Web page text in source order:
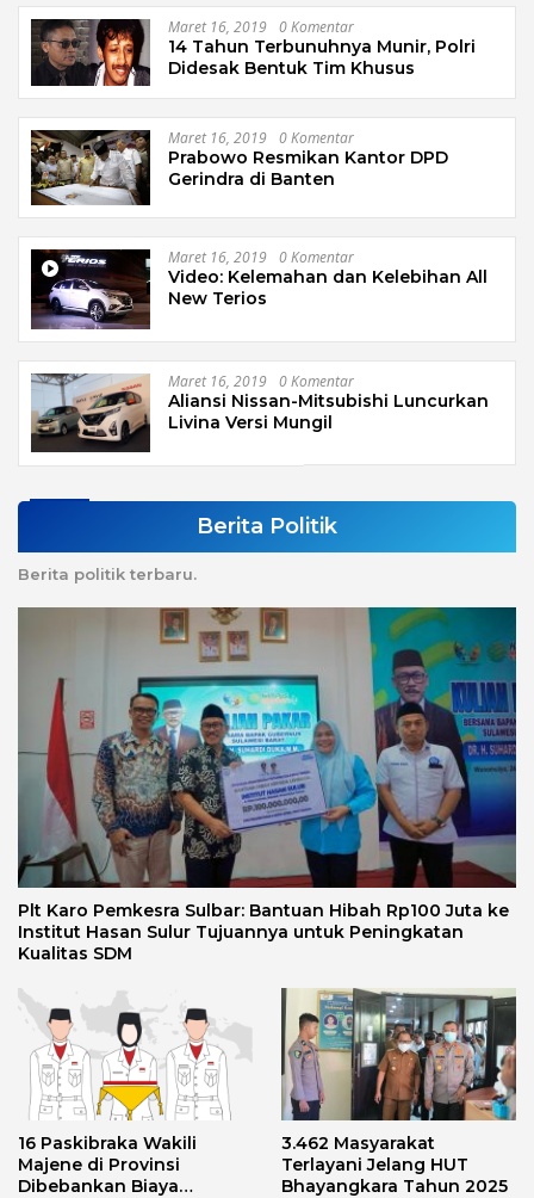
Maret 16, 2019 0 Komentar
14 Tahun Terbunuhnya Munir, Polri
Didesak Bentuk Tim Khusus
Maret 16, 2019 0 Komentar
Prabowo Resmikan Kantor DPD
Gerindra di Banten
Maret 16, 2019 0 Komentar
Video: Kelemahan dan Kelebihan All
New Terios
Maret 16, 2019 0 Komentar
Aliansi Nissan-Mitsubishi Luncurkan
Livina Versi Mungil
Berita Politik
Berita politik terbaru.
Plt Karo Pemkesra Sulbar: Bantuan Hibah Rp100 Juta ke
Institut Hasan Sulur Tujuannya untuk Peningkatan
Kualitas SDM
16 Paskibraka Wakili
Majene di Provinsi
Dibebankan Biaya
3.462 Masyarakat
Terlayani Jelang HUT
Bhayangkara Tahun 2025